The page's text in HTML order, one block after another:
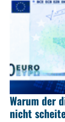
Warum der
nicht